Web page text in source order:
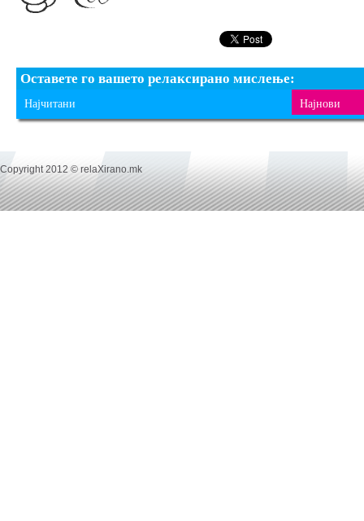
Оставете го вашето релаксирано мислење:
Најчитани Најнови
Copyright 2012 © relaXirano.mk